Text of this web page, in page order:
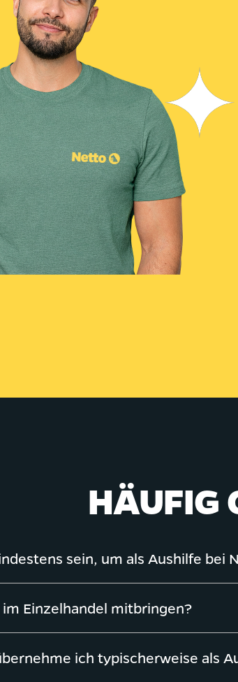
HÄUFIG
sein, um als Aushilfe bei
Einzelhandel mitbringen?
ich typischerweise als